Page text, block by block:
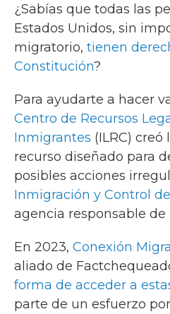
¿Sabías que todas las
Estados Unidos, sin
migratorio, tienen
Constitución?
Para ayudarte a hacer
Centro de Recursos
Inmigrantes (ILRC) creó
recurso diseñado para
posibles acciones
Inmigración y Control
agencia responsable de
En 2023, Conexión
aliado de
forma de acceder a
parte de un esfuerzo